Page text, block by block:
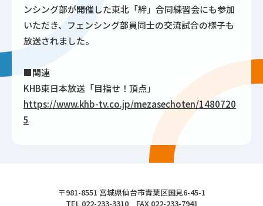
ンシング部が開催した東北「絆」合同練習会にも参加
いただき、フェンシング部員同士の交流試合の様子も
放送されました。
■関連
KHB東日本放送「目指せ！頂点」
https://www.khb-tv.co.jp/mezasechoten/1480720
5
東北文化学園大学
〒981-8551 宮城県仙台市青葉区国見6-45-1
TEL 022-233-3310 FAX 022-233-7941